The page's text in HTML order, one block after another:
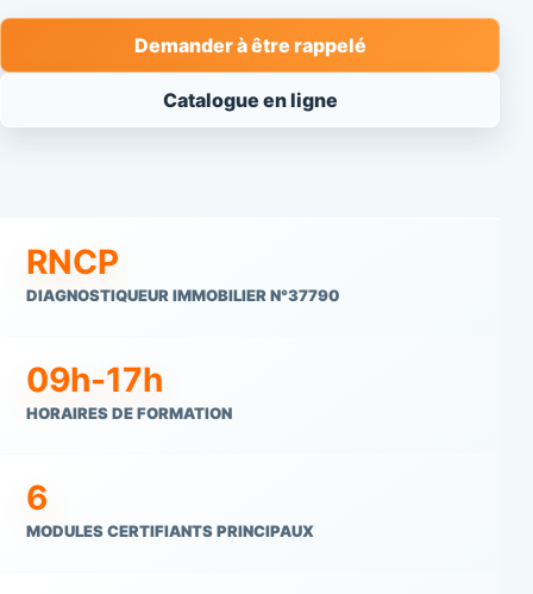
Demander à être rappelé
Catalogue en ligne
RNCP
DIAGNOSTIQUEUR IMMOBILIER N°37790
09h-17h
HORAIRES DE FORMATION
6
MODULES CERTIFIANTS PRINCIPAUX